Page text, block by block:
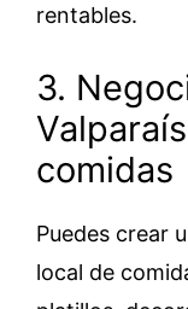
rentables.
3.
comidas
Puedes crear
local de